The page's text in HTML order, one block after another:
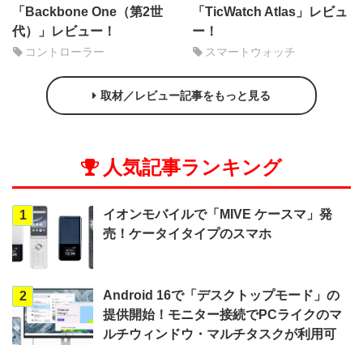
「Backbone One（第2世
代）」レビュー！
コントローラー
「TicWatch Atlas」レビュ
ー！
スマートウォッチ
取材／レビュー記事をもっと見る
人気記事ランキング
1
イオンモバイルで「MIVE ケースマ」発
売！ケータイタイプのスマホ
2
Android 16で「デスクトップモード」の
提供開始！モニター接続でPCライクのマ
ルチウィンドウ・マルチタスクが利用可